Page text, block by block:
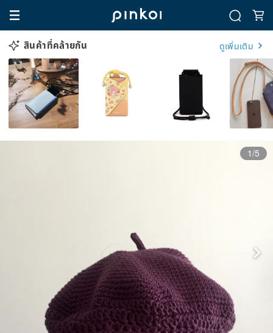
สินค้าที่คล้ายกัน ดูเพิ่มเติม
1/5